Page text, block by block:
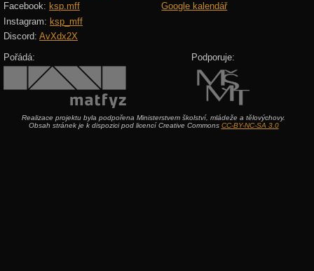
Facebook: ksp.mff
Instagram: ksp_mff
Discord: AvXdx2X
Google kalendář
Pořádá: Podporuje:
Realizace projektu byla podpořena Ministerstvem školství, mládeže a tělovýchovy.
Obsah stránek je k dispozici pod licencí Creative Commons CC-BY-NC-SA 3.0